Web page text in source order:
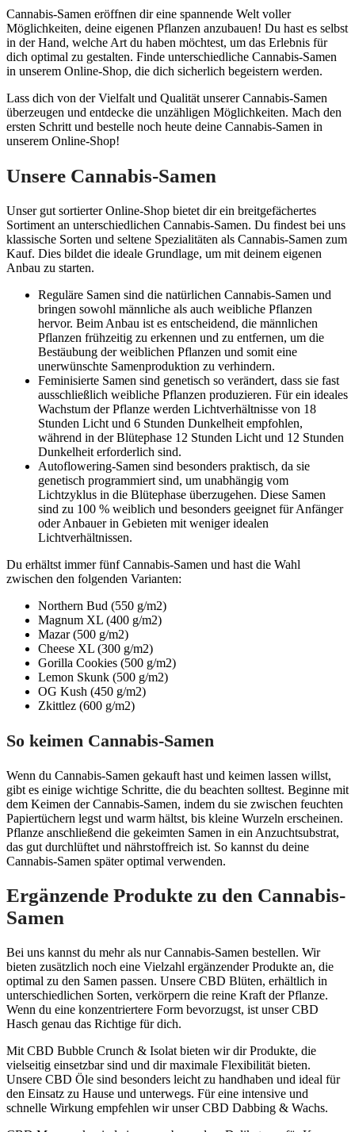
Cannabis-Samen eröffnen dir eine spannende Welt voller
Möglichkeiten, deine eigenen Pflanzen anzubauen! Du hast es selbst
in der Hand, welche Art du haben möchtest, um das Erlebnis für
dich optimal zu gestalten. Finde unterschiedliche Cannabis-Samen
in unserem Online-Shop, die dich sicherlich begeistern werden.
Lass dich von der Vielfalt und Qualität unserer Cannabis-Samen
überzeugen und entdecke die unzähligen Möglichkeiten. Mach den
ersten Schritt und bestelle noch heute deine Cannabis-Samen in
unserem Online-Shop!
Unsere Cannabis-Samen
Unser gut sortierter Online-Shop bietet dir ein breitgefächertes
Sortiment an unterschiedlichen Cannabis-Samen. Du findest bei uns
klassische Sorten und seltene Spezialitäten als Cannabis-Samen zum
Kauf. Dies bildet die ideale Grundlage, um mit deinem eigenen
Anbau zu starten.
Reguläre Samen sind die natürlichen Cannabis-Samen und
bringen sowohl männliche als auch weibliche Pflanzen
hervor. Beim Anbau ist es entscheidend, die männlichen
Pflanzen frühzeitig zu erkennen und zu entfernen, um die
Bestäubung der weiblichen Pflanzen und somit eine
unerwünschte Samenproduktion zu verhindern.
Feminisierte Samen sind genetisch so verändert, dass sie fast
ausschließlich weibliche Pflanzen produzieren. Für ein ideales
Wachstum der Pflanze werden Lichtverhältnisse von 18
Stunden Licht und 6 Stunden Dunkelheit empfohlen,
während in der Blütephase 12 Stunden Licht und 12 Stunden
Dunkelheit erforderlich sind.
Autoflowering-Samen sind besonders praktisch, da sie
genetisch programmiert sind, um unabhängig vom
Lichtzyklus in die Blütephase überzugehen. Diese Samen
sind zu 100 % weiblich und besonders geeignet für Anfänger
oder Anbauer in Gebieten mit weniger idealen
Lichtverhältnissen.
Du erhältst immer fünf Cannabis-Samen und hast die Wahl
zwischen den folgenden Varianten:
Northern Bud (550 g/m2)
Magnum XL (400 g/m2)
Mazar (500 g/m2)
Cheese XL (300 g/m2)
Gorilla Cookies (500 g/m2)
Lemon Skunk (500 g/m2)
OG Kush (450 g/m2)
Zkittlez (600 g/m2)
So keimen Cannabis-Samen
Wenn du Cannabis-Samen gekauft hast und keimen lassen willst,
gibt es einige wichtige Schritte, die du beachten solltest. Beginne mit
dem Keimen der Cannabis-Samen, indem du sie zwischen feuchten
Papiertüchern legst und warm hältst, bis kleine Wurzeln erscheinen.
Pflanze anschließend die gekeimten Samen in ein Anzuchtsubstrat,
das gut durchlüftet und nährstoffreich ist. So kannst du deine
Cannabis-Samen später optimal verwenden.
Ergänzende Produkte zu den Cannabis-
Samen
Bei uns kannst du mehr als nur Cannabis-Samen bestellen. Wir
bieten zusätzlich noch eine Vielzahl ergänzender Produkte an, die
optimal zu den Samen passen. Unsere CBD Blüten, erhältlich in
unterschiedlichen Sorten, verkörpern die reine Kraft der Pflanze.
Wenn du eine konzentriertere Form bevorzugst, ist unser CBD
Hasch genau das Richtige für dich.
Mit CBD Bubble Crunch & Isolat bieten wir dir Produkte, die
vielseitig einsetzbar sind und dir maximale Flexibilität bieten.
Unsere CBD Öle sind besonders leicht zu handhaben und ideal für
den Einsatz zu Hause und unterwegs. Für eine intensive und
schnelle Wirkung empfehlen wir unser CBD Dabbing & Wachs.